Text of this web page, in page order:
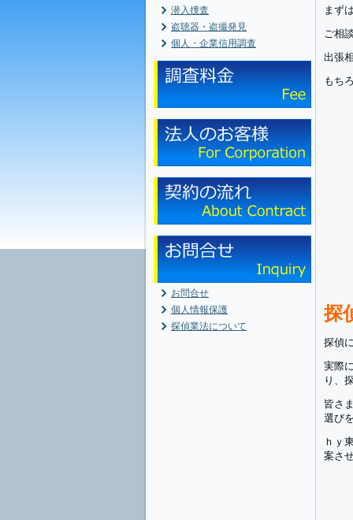
潜入捜査
盗聴器・盗撮発見
個人・企業信用調査
お問合せ
個人情報保護
探偵業法について
まず
ご相
出張
もち
探
探偵
実際
り、
皆さ
選び
ｈｙ
案さ